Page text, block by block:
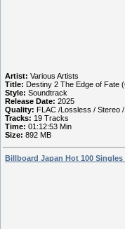
Artist: Various Artists
Title: Destiny 2 The Edge of Fate
Style: Soundtrack
Release Date: 2025
Quality: FLAC /Lossless / Stereo
Tracks: 19 Tracks
Time: 01:12:53 Min
Size: 892 MB
Billboard Japan Hot 100 Singles